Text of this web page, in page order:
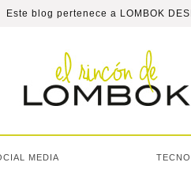
Este blog pertenece a LOMBOK
MEDIA